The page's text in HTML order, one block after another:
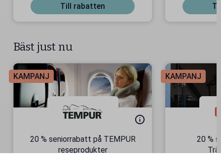
Till rabatten
Bäst just nu
KAMPANJ
20 % seniorrabatt på TEMPUR
reseprodukter
KAMPANJ
20 %